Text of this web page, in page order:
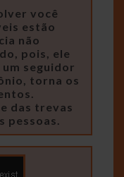
você
estão
não
pois, ele
seguidor
torna os
das trevas
pessoas.